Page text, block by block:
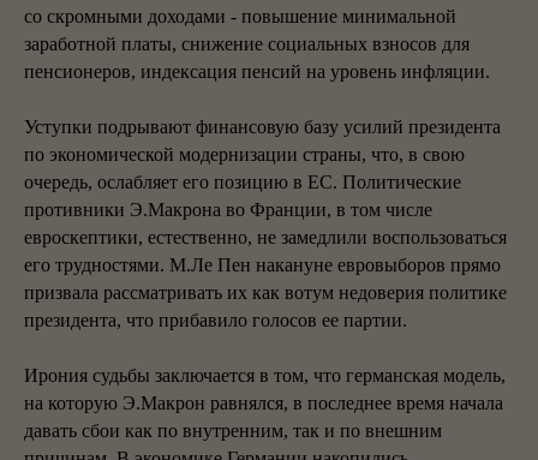
со скромными доходами - повышение минимальной
заработной платы, снижение социальных взносов для
пенсионеров, индексация пенсий на уровень инфляции.
Уступки подрывают финансовую базу усилий президента
по экономической модернизации страны, что, в свою
очередь, ослабляет его позицию в ЕС. Политические
противники Э.Макрона во Франции, в том числе
евроскептики, естественно, не замедлили воспользоваться
его трудностями. М.Ле Пен накануне евровыборов прямо
призвала рассматривать их как вотум недоверия политике
президента, что прибавило голосов ее партии.
Ирония судьбы заключается в том, что германская модель,
на которую Э.Макрон равнялся, в последнее время начала
давать сбои как по внутренним, так и по внешним